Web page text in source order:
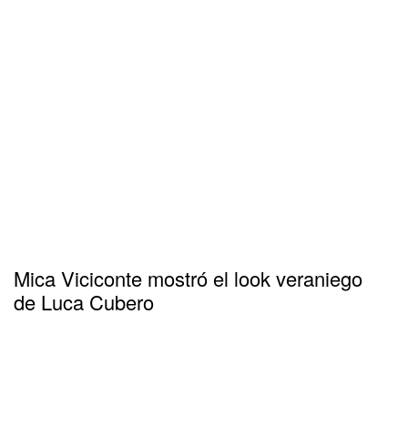
Mica Viciconte mostró el look veraniego
de Luca Cubero